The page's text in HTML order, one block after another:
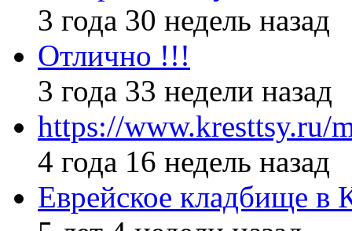
3 года 30 недель назад
Отлично !!!
3 года 33 недели назад
https://www.kresttsy.ru/
4 года 16 недель назад
Еврейское кладбище в